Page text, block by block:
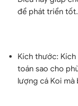
để phát triển tốt.
Kích thước:
toán sao cho
lượng cá Koi mà